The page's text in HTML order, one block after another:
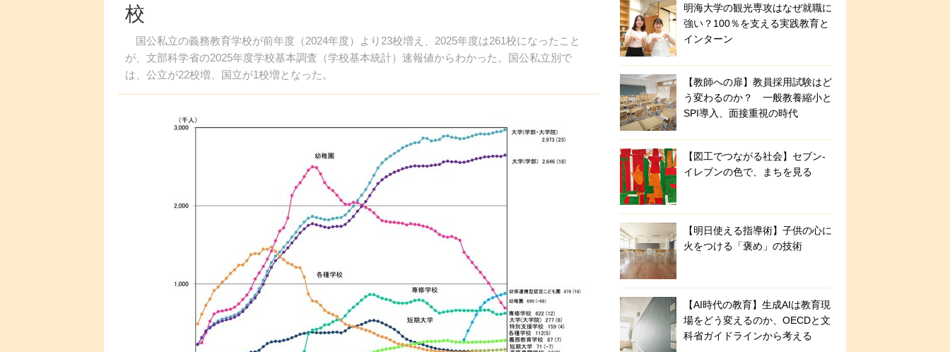
校
国公私立の義務教育学校が前年度（2024年度）より23校増え、2025年度は261校になったこと
が、文部科学省の2025年度学校基本調査（学校基本統計）速報値からわかった。国公私立別で
は、公立が22校増、国立が1校増となった。
明海大学の観光専攻はなぜ就職に
強い？100％を支える実践教育と
インターン
【教師への扉】教員採用試験はど
う変わるのか？ 一般教養縮小と
SPI導入、面接重視の時代
【図工でつながる社会】セブン‐
イレブンの色で、まちを見る
【明日使える指導術】子供の心に
火をつける「褒め」の技術
【AI時代の教育】生成AIは教育現
場をどう変えるのか、OECDと文
科省ガイドラインから考える